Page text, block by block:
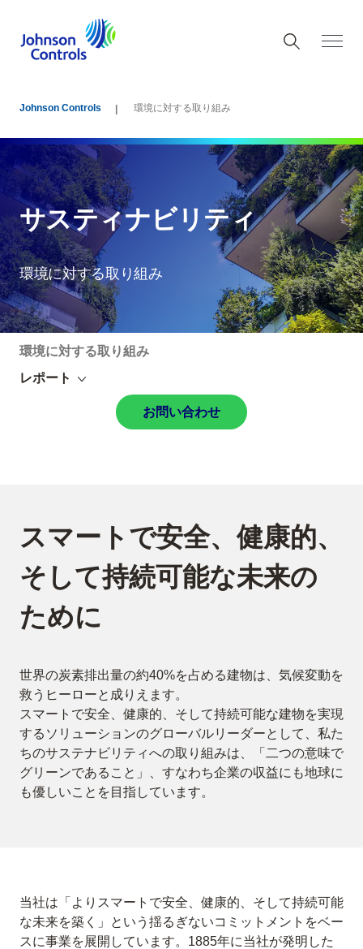
Johnson Controls 環境に対する取り組み
サスティナビリティ
環境に対する取り組み
環境に対する取り組み
レポート
お問い合わせ
スマートで安全、健康的、
そして持続可能な未来の
ために
世界の炭素排出量の約40%を占める建物は、気候変動を
救うヒーローと成りえます。
スマートで安全、健康的、そして持続可能な建物を実現
するソリューションのグローバルリーダーとして、私た
ちのサステナビリティへの取り組みは、「二つの意味で
グリーンであること」、すなわち企業の収益にも地球に
も優しいことを目指しています。
当社は「よりスマートで安全、健康的、そして持続可能
な未来を築く」という揺るぎないコミットメントをベー
スに事業を展開しています。1885年に当社が発明した